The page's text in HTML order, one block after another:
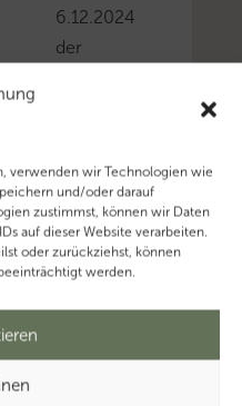
verwenden wir Technologien wie
und/oder darauf
zustimmst, können wir Daten
auf dieser Website verarbeiten.
oder zurückziehst, können
werden.
6.12.2024
der
24
Abs.
1
Satz
Nr.